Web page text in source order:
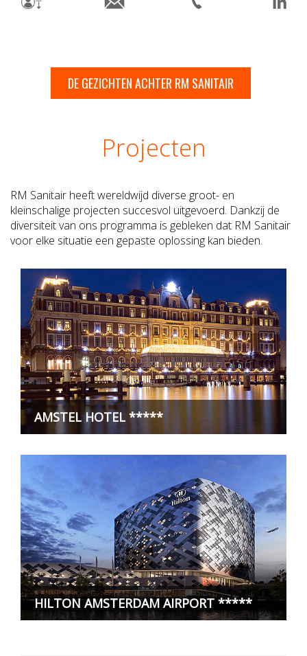
DE GEZICHTEN ACHTER RM SANITAIR
Projecten
RM Sanitair heeft wereldwijd diverse groot- en
kleinschalige projecten succesvol uitgevoerd. Dankzij de
diversiteit van ons programma is gebleken dat RM Sanitair
voor elke situatie een gepaste oplossing kan bieden.
AMSTEL HOTEL *****
HILTON AMSTERDAM AIRPORT *****